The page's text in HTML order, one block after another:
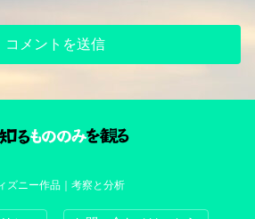
ズニー作品｜考察と分析